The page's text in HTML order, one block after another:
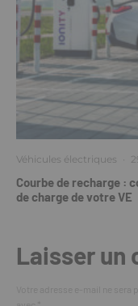
Véhicules électriques ·
Courbe de recharge :
de charge de votre VE
Laisser un